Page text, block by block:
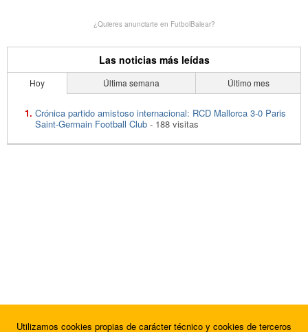
¿Quieres anunciarte en FutbolBalear?
Las noticias más leídas
Hoy Última semana Último mes
Crónica partido amistoso internacional: RCD Mallorca 3-0 Paris
Saint-Germain Football Club - 188 visitas
Utilizamos cookies propias de carácter técnico y cookies de terceros